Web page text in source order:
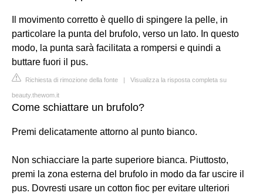
Il movimento corretto è quello di spingere la pelle, in
particolare la punta del brufolo, verso un lato. In questo
modo, la punta sarà facilitata a rompersi e quindi a
buttare fuori il pus.
Richiesta di rimozione della fonte | Visualizza la risposta completa su
beauty.thewom.it
Come schiattare un brufolo?
Premi delicatamente attorno al punto bianco.
Non schiacciare la parte superiore bianca. Piuttosto,
premi la zona esterna del brufolo in modo da far uscire il
pus. Dovresti usare un cotton fioc per evitare ulteriori